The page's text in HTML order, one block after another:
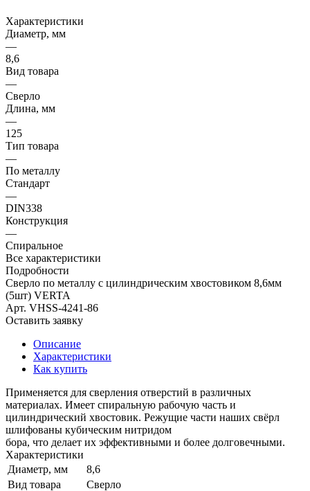
Характеристики
Диаметр, мм
—
8,6
Вид товара
—
Сверло
Длина, мм
—
125
Тип товара
—
По металлу
Стандарт
—
DIN338
Конструкция
—
Спиральное
Все характеристики
Подробности
Сверло по металлу с цилиндрическим хвостовиком 8,6мм
(5шт) VERTA
Арт. VHSS-4241-86
Оставить заявку
Описание
Характеристики
Как купить
Применяется для сверления отверстий в различных
материалах. Имеет спиральную рабочую часть и
цилиндрический хвостовик. Режущие части наших свёрл
шлифованы кубическим нитридом
бора, что делает их эффективными и более долговечными.
Характеристики
Диаметр, мм
8,6
Вид товара
Сверло